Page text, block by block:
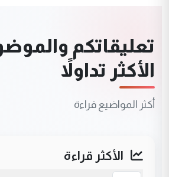
تعليقاتكم
الأكثر تداولاً
أكثر المواضيع قراءة
الأكثر قراءة